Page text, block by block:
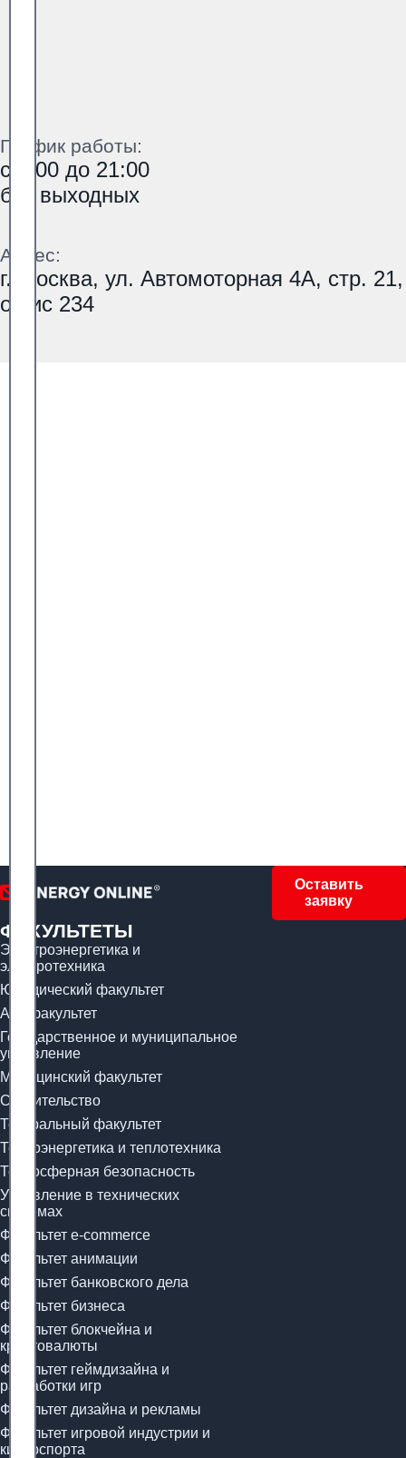
График работы:
с 9:00 до 21:00
без выходных
Адрес:
г. Москва, ул. Автомоторная 4А, стр. 21,
офис 234
Оставить
заявку
ФАКУЛЬТЕТЫ
Электроэнергетика и
электротехника
Юридический факультет
Арт-факультет
Государственное и муниципальное
управление
Медицинский факультет
Строительство
Театральный факультет
Теплоэнергетика и теплотехника
Техносферная безопасность
Управление в технических
системах
Факультет e-commerce
Факультет анимации
Факультет банковского дела
Факультет бизнеса
Факультет блокчейна и
криптовалюты
Факультет геймдизайна и
разработки игр
Факультет дизайна и рекламы
Факультет игровой индустрии и
киберспорта